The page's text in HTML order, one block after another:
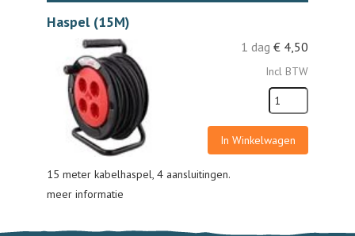
Haspel (15M)
1 dag € 4,50
Incl BTW
In Winkelwagen
15 meter kabelhaspel, 4 aansluitingen.
meer informatie